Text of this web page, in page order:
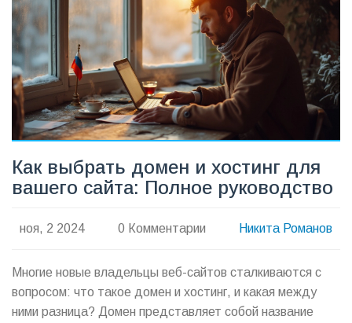
Как выбрать домен и хостинг для
вашего сайта: Полное руководство
ноя, 2 2024 0 Комментарии Никита Романов
Многие новые владельцы веб-сайтов сталкиваются с
вопросом: что такое домен и хостинг, и какая между
ними разница? Домен представляет собой название